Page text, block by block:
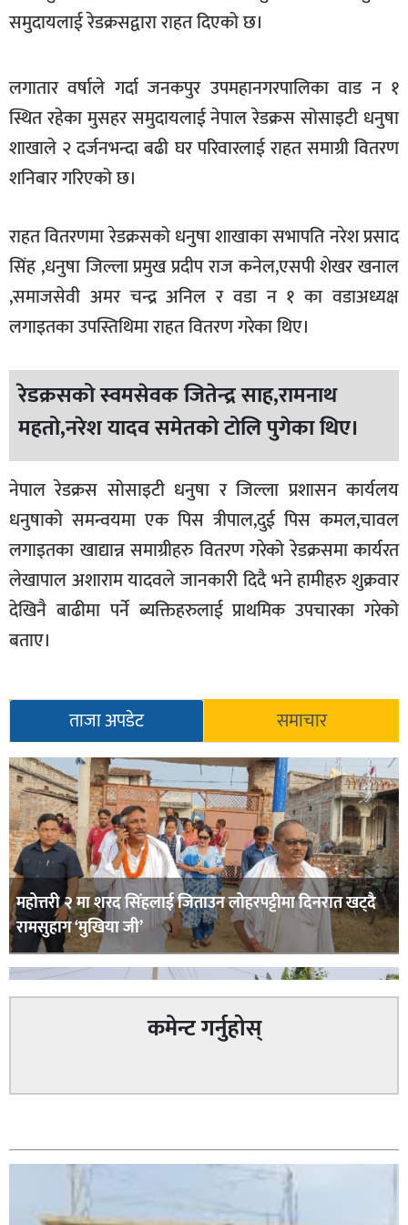
खेलकुद
फोटो
/
भिडियो
अन्य
विचार
स्वास्थ्य
समुदायलाई रेडक्रसद्वारा राहत दिएको छ।
लगातार वर्षाले गर्दा जनकपुर उपमहानगरपालिका वाड न १
स्थित रहेका मुसहर समुदायलाई नेपाल रेडक्रस सोसाइटी धनुषा
शाखाले २ दर्जनभन्दा बढी घर परिवारलाई राहत समाग्री वितरण
शनिबार गरिएको छ।
राहत वितरणमा रेडक्रसको धनुषा शाखाका सभापति नरेश प्रसाद
सिंह ,धनुषा जिल्ला प्रमुख प्रदीप राज कनेल,एसपी शेखर खनाल
,समाजसेवी अमर चन्द्र अनिल र वडा न १ का वडाअध्यक्ष
लगाइतका उपस्तिथिमा राहत वितरण गरेका थिए।
रेडक्रसको स्वमसेवक जितेन्द्र साह,रामनाथ
महतो,नरेश यादव समेतको टोलि पुगेका थिए।
नेपाल रेडक्रस सोसाइटी धनुषा र जिल्ला प्रशासन कार्यलय
धनुषाको समन्वयमा एक पिस त्रीपाल,दुई पिस कमल,चावल
लगाइतका खाद्यान्न समाग्रीहरु वितरण गरेको रेडक्रसमा कार्यरत
लेखापाल अशाराम यादवले जानकारी दिदै भने हामीहरु शुक्रवार
देखिनै बाढीमा पर्ने ब्यक्तिहरुलाई प्राथमिक उपचारका गरेको
बताए।
ताजा अपडेट समाचार
महोत्तरी २ मा शरद सिंहलाई जिताउन लोहरपट्टीमा दिनरात खट्दै
रामसुहाग ‘मुखिया जी’
कमेन्ट गर्नुहोस्